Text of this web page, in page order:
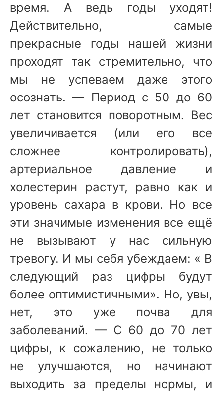
время. А ведь годы уходят!
Действительно, самые
прекрасные годы нашей жизни
проходят так стремительно, что
мы не успеваем даже этого
осознать. — Период с 50 до 60
лет становится поворотным. Вес
увеличивается (или его все
сложнее контролировать),
артериальное давление и
холестерин растут, равно как и
уровень сахара в крови. Но все
эти значимые изменения все ещё
не вызывают у нас сильную
тревогу. И мы себя убеждаем: « В
следующий раз цифры будут
более оптимистичными». Но, увы,
нет, это уже почва для
заболеваний. — С 60 до 70 лет
цифры, к сожалению, не только
не улучшаются, но начинают
выходить за пределы нормы, и